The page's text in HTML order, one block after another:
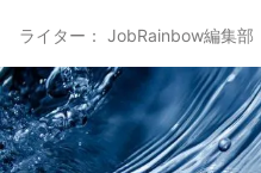
ライター： JobRainbow編集部